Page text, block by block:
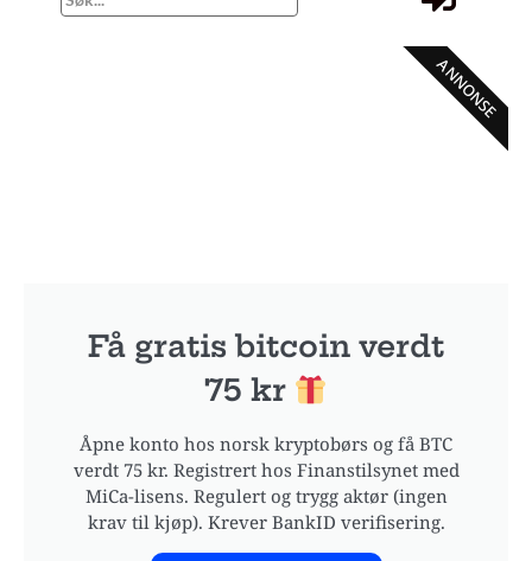
Få gratis bitcoin verdt
75 kr
Åpne konto hos norsk kryptobørs og få BTC
verdt 75 kr. Registrert hos Finanstilsynet med
MiCa-lisens. Regulert og trygg aktør (ingen
krav til kjøp). Krever BankID verifisering.
ANNONSE